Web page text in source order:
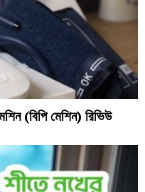
(বিপি মেশিন) রিভিউ